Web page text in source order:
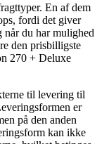
En af dem
fordi det giver
du har mulighed
den prisbilligste
270 + Deluxe
til levering til
er
på den anden
kan ikke